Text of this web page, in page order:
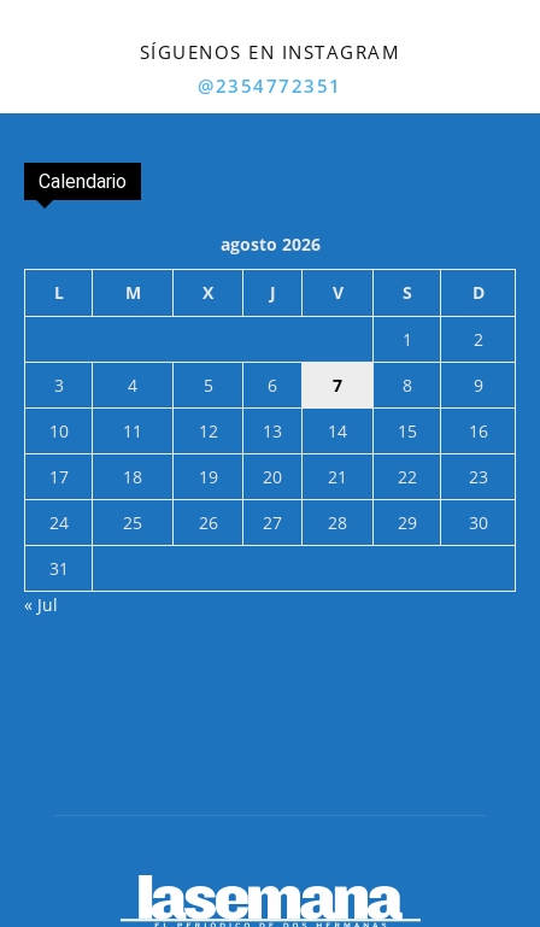
SÍGUENOS EN INSTAGRAM
@2354772351
Calendario
agosto 2026
L M X J V S D
1
2
3
4 5 6 7 8
9
10
11 12 13 14 15
16
17
18 19 20 21 22
23
24
25 26 27 28 29
30
31
« Jul